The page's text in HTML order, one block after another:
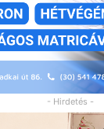
- Hirdetés -